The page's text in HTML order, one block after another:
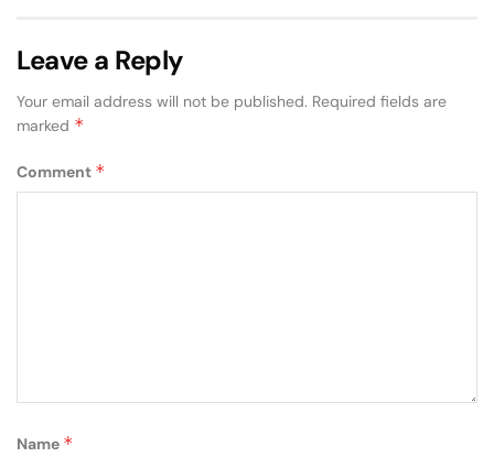
Leave a Reply
Your email address will not be published. Required fields are
marked *
Comment *
Name *